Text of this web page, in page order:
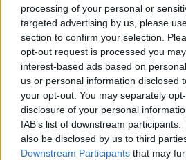
processing of your personal or
targeted advertising by us, please
section to confirm your selection.
opt-out request is processed you
interest-based ads based on
us or personal information disclosed
your opt-out. You may separately
disclosure of your personal
IAB’s list of downstream
also be disclosed by us to third
Downstream Participants that may
Αθλητικά
Μαρτσούκος: «Κοιτάμε
μακριά, σοβαρά και
19/05/2022 12:24